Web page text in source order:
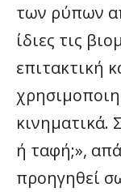
των ρύπων
ίδιες τις
επιτακτική
κινηματικά.
ή ταφή;»,
προηγηθεί